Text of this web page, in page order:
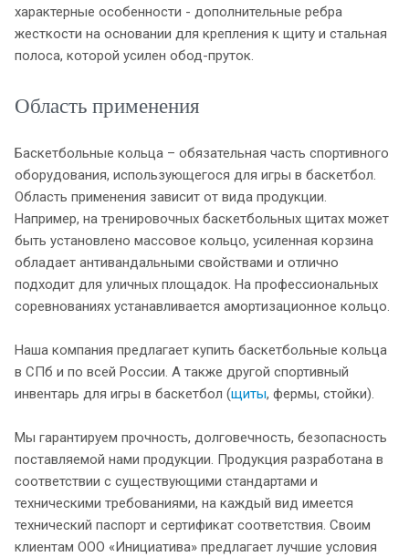
характерные особенности - дополнительные ребра
жесткости на основании для крепления к щиту и стальная
полоса, которой усилен обод-пруток.
Область применения
Баскетбольные кольца – обязательная часть спортивного
оборудования, использующегося для игры в баскетбол.
Область применения зависит от вида продукции.
Например, на тренировочных баскетбольных щитах может
быть установлено массовое кольцо, усиленная корзина
обладает антивандальными свойствами и отлично
подходит для уличных площадок. На профессиональных
соревнованиях устанавливается амортизационное кольцо.
Наша компания предлагает купить баскетбольные кольца
в СПб и по всей России. А также другой спортивный
инвентарь для игры в баскетбол (щиты, фермы, стойки).
Мы гарантируем прочность, долговечность, безопасность
поставляемой нами продукции. Продукция разработана в
соответствии с существующими стандартами и
техническими требованиями, на каждый вид имеется
технический паспорт и сертификат соответствия. Своим
клиентам ООО «Инициатива» предлагает лучшие условия